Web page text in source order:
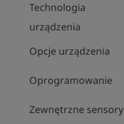
Technologia
urządzenia
Opcje urządzenia
Oprogramowanie
Zewnętrzne sensory